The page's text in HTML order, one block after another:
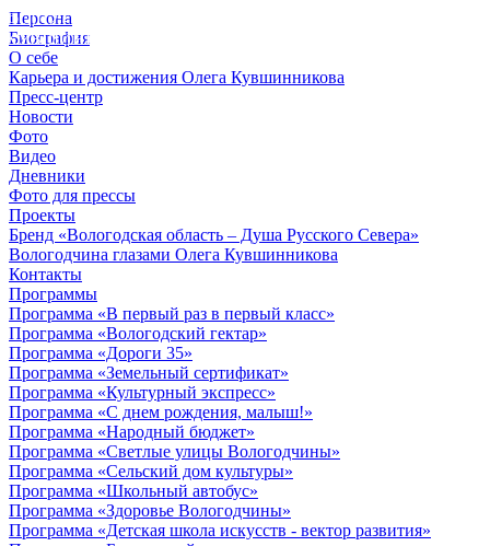
Персона
Биография
О себе
Карьера и достижения Олега Кувшинникова
Пресс-центр
Новости
Фото
Видео
Дневники
Фото для прессы
Проекты
Бренд «Вологодская область – Душа Русского Севера»
Вологодчина глазами Олега Кувшинникова
Контакты
Программы
Программа «В первый раз в первый класс»
Программа «Вологодский гектар»
Программа «Дороги 35»
Программа «Земельный сертификат»
Программа «Культурный экспресс»
Программа «С днем рождения, малыш!»
Программа «Народный бюджет»
Программа «Светлые улицы Вологодчины»
Программа «Сельский дом культуры»
Программа «Школьный автобус»
Программа «Здоровье Вологодчины»
Программа «Детская школа искусств - вектор развития»
© 2012 - 2023,
КУВШИННИКОВ О.А.